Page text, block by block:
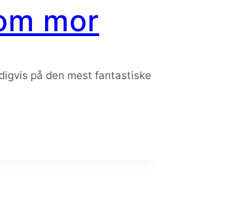
mor
på den mest fantastiske